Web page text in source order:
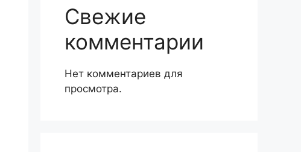
Свежие
комментарии
Нет комментариев для
просмотра.